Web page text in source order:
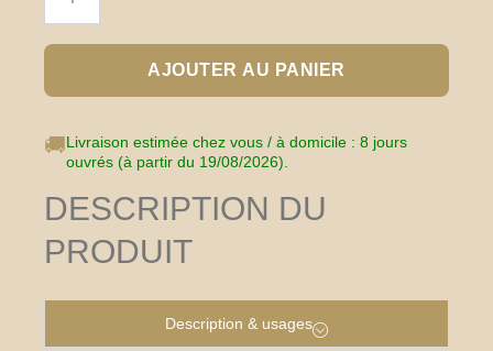
AJOUTER AU PANIER
🚚Livraison estimée chez vous / à domicile : 8 jours
ouvrés (à partir du 19/08/2026).
DESCRIPTION DU
PRODUIT
Description & usages